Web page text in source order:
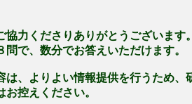
協力くださりありがとうございます。
で、数分でお答えいただけます。
、よりよい情報提供を行うため、
控えください。